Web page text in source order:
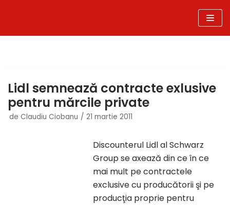
Lidl semnează contracte exlusive
pentru mărcile private
de Claudiu Ciobanu 21 martie 2011
Discounterul Lidl al Schwarz
Group se axează din ce în ce
mai mult pe contractele
exclusive cu producătorii şi pe
producţia proprie pentru